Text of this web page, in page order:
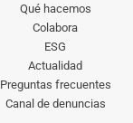
Qué hacemos
Colabora
ESG
Actualidad
Preguntas frecuentes
Canal de denuncias